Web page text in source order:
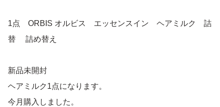
1点 ORBIS オルビス エッセンスイン ヘアミルク 詰
替 詰め替え
新品未開封
ヘアミルク1点になります。
今月購入しました。